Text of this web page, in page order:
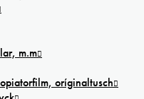
m.m
oríginaltusch